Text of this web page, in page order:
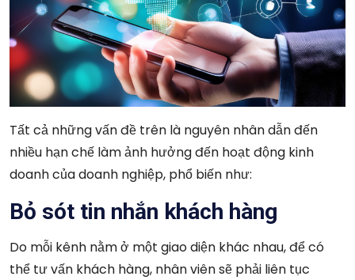
Tất cả những vấn đề trên là nguyên nhân dẫn đến
nhiều hạn chế làm ảnh hưởng đến hoạt động kinh
doanh của doanh nghiệp, phổ biến như:
Bỏ sót tin nhắn khách hàng
Do mỗi kênh nằm ở một giao diện khác nhau, để có
thể tư vấn khách hàng, nhân viên sẽ phải liên tục